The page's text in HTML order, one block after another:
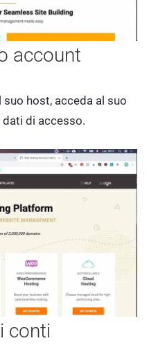
account
host, acceda al suo
di accesso.
conti